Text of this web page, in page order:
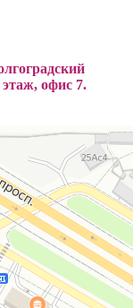
этаж, офис 7.